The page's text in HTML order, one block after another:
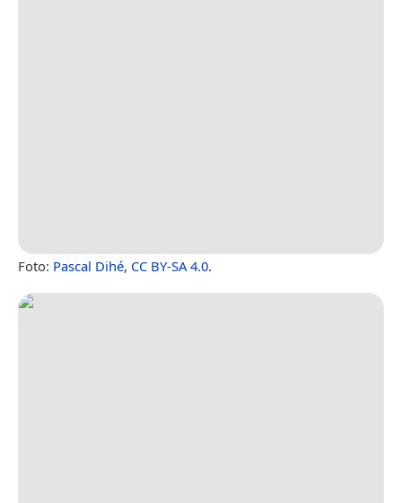
Foto: Pascal Dihé, CC BY-SA 4.0.